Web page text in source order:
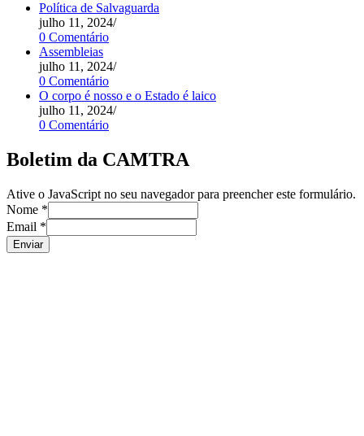
Política de Salvaguarda
julho 11, 2024/
0 Comentário
Assembleias
julho 11, 2024/
0 Comentário
O corpo é nosso e o Estado é laico
julho 11, 2024/
0 Comentário
Boletim da CAMTRA
Ative o JavaScript no seu navegador para preencher este formulário.
Nome *
Email *
Enviar